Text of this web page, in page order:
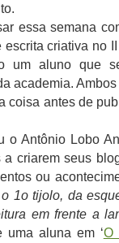
essa semana
criativa no
um aluno que
academia.
coisa antes de
o Antônio Lobo
criarem seus
ou
o 1o tijolo, da
em frente a
uma aluna em ‘O